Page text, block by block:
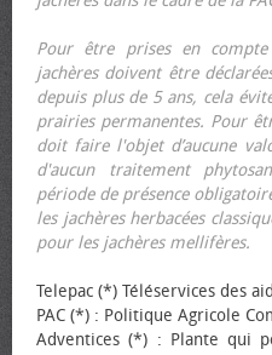
Pour être prises en
jachères doivent être
depuis plus de 5 ans, cela
prairies permanentes. Pour
doit faire l'objet d’aucune
d'aucun traitement
période de présence
les jachères herbacées
pour les jachères mellifères.
Telepac (*) Téléservices des
PAC (*) : Politique Agricole
Adventices (*) : Plante qui